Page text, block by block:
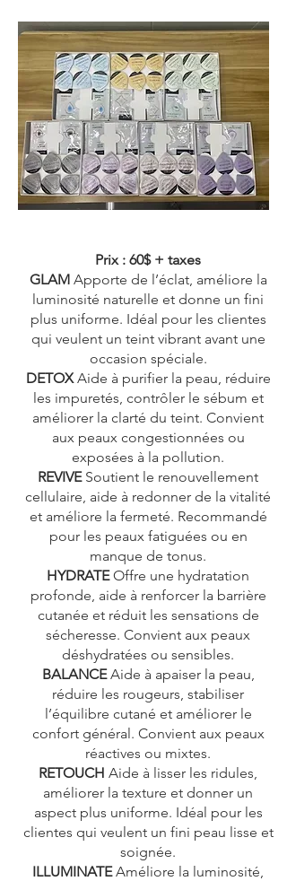
Prix : 60$ + taxes
GLAM Apporte de l’éclat, améliore la
luminosité naturelle et donne un fini
plus uniforme. Idéal pour les clientes
qui veulent un teint vibrant avant une
occasion spéciale.
DETOXAide à purifier la peau, réduire
les impuretés, contrôler le sébum et
améliorer la clarté du teint. Convient
aux peaux congestionnées ou
exposées à la pollution.
REVIVESoutient le renouvellement
cellulaire, aide à redonner de la vitalité
et améliore la fermeté. Recommandé
pour les peaux fatiguées ou en
manque de tonus.
HYDRATEOffre une hydratation
profonde, aide à renforcer la barrière
cutanée et réduit les sensations de
sécheresse. Convient aux peaux
déshydratées ou sensibles.
BALANCEAide à apaiser la peau,
réduire les rougeurs, stabiliser
l’équilibre cutané et améliorer le
confort général. Convient aux peaux
réactives ou mixtes.
RETOUCH Aide à lisser les ridules,
améliorer la texture et donner un
aspect plus uniforme. Idéal pour les
clientes qui veulent un fini peau lisse et
soignée.
ILLUMINATEAméliore la luminosité,